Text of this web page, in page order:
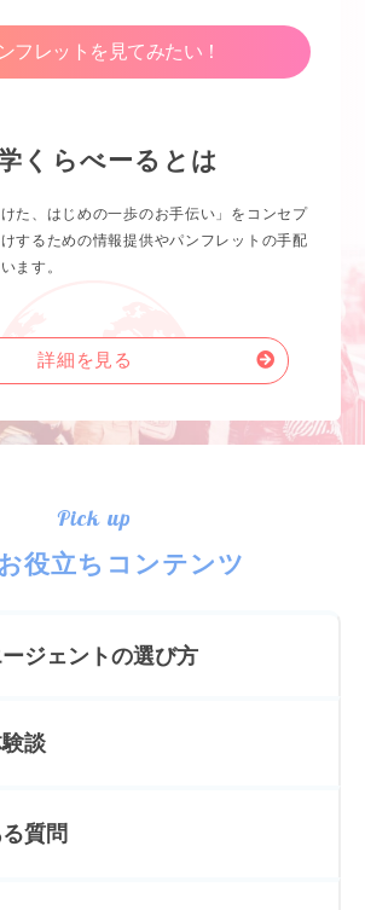
フレットを見てみたい！
くらべーるとは
けた、はじめの一歩のお手伝い」をコンセプ
するための情報提供やパンフレットの手配
ます。
詳細を見る
Pick up
役立ちコンテンツ
ジェントの選び方
談
質問